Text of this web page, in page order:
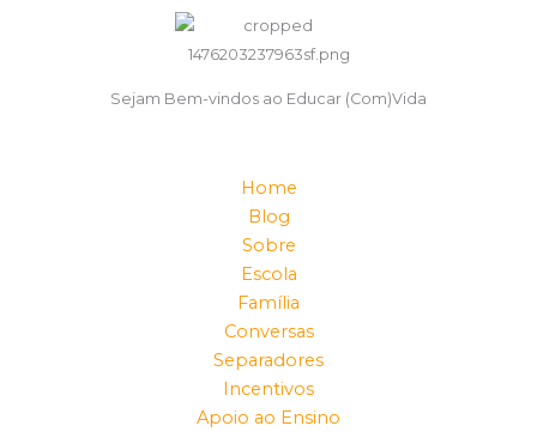
Sejam Bem-vindos ao Educar (Com)Vida
Home
Blog
Sobre
Escola
Família
Conversas
Separadores
Incentivos
Apoio ao Ensino